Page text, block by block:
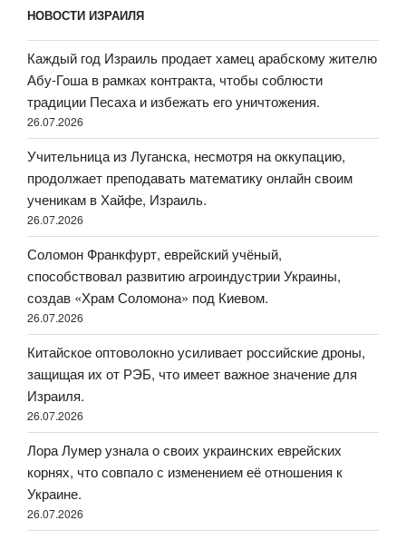
НОВОСТИ ИЗРАИЛЯ
Каждый год Израиль продает хамец арабскому жителю
Абу-Гоша в рамках контракта, чтобы соблюсти
традиции Песаха и избежать его уничтожения.
26.07.2026
Учительница из Луганска, несмотря на оккупацию,
продолжает преподавать математику онлайн своим
ученикам в Хайфе, Израиль.
26.07.2026
Соломон Франкфурт, еврейский учёный,
способствовал развитию агроиндустрии Украины,
создав «Храм Соломона» под Киевом.
26.07.2026
Китайское оптоволокно усиливает российские дроны,
защищая их от РЭБ, что имеет важное значение для
Израиля.
26.07.2026
Лора Лумер узнала о своих украинских еврейских
корнях, что совпало с изменением её отношения к
Украине.
26.07.2026